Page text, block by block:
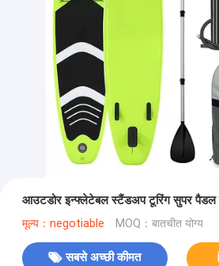
आउटडोर इन्फ्लेटेबल स्टैंडअप टूरिंग सुपर पैडल
मूल्य：negotiable MOQ：बातचीत योग्य
सबसे अच्छी कीमत